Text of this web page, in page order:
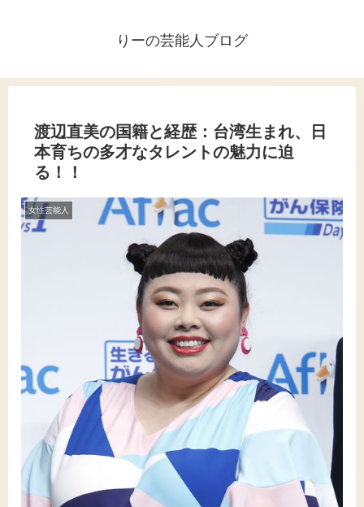
りーの芸能人ブログ
渡辺直美の国籍と経歴：台湾生まれ、日
本育ちの多才なタレントの魅力に迫
る！！
女性芸能人